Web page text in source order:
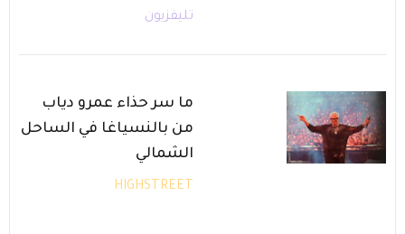
تليفزيون
ما سر حذاء عمرو دياب
من بالنسياغا في الساحل
الشمالي
HIGHSTREET